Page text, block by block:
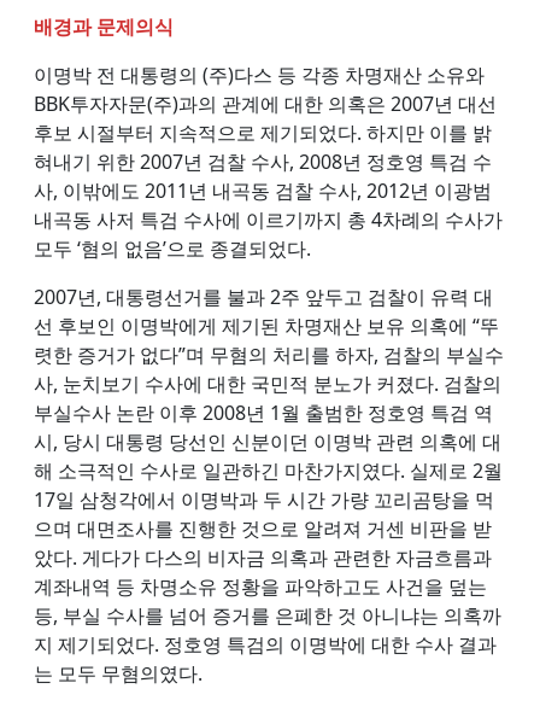
배경과 문제의식
이명박 전 대통령의 (주)다스 등 각종 차명재산 소유와
BBK투자자문(주)과의 관계에 대한 의혹은 2007년 대선
후보 시절부터 지속적으로 제기되었다. 하지만 이를 밝
혀내기 위한 2007년 검찰 수사, 2008년 정호영 특검 수
사, 이밖에도 2011년 내곡동 검찰 수사, 2012년 이광범
내곡동 사저 특검 수사에 이르기까지 총 4차례의 수사가
모두 ‘혐의 없음’으로 종결되었다.
2007년, 대통령선거를 불과 2주 앞두고 검찰이 유력 대
선 후보인 이명박에게 제기된 차명재산 보유 의혹에 “뚜
렷한 증거가 없다”며 무혐의 처리를 하자, 검찰의 부실수
사, 눈치보기 수사에 대한 국민적 분노가 커졌다. 검찰의
부실수사 논란 이후 2008년 1월 출범한 정호영 특검 역
시, 당시 대통령 당선인 신분이던 이명박 관련 의혹에 대
해 소극적인 수사로 일관하긴 마찬가지였다. 실제로 2월
17일 삼청각에서 이명박과 두 시간 가량 꼬리곰탕을 먹
으며 대면조사를 진행한 것으로 알려져 거센 비판을 받
았다. 게다가 다스의 비자금 의혹과 관련한 자금흐름과
계좌내역 등 차명소유 정황을 파악하고도 사건을 덮는
등, 부실 수사를 넘어 증거를 은폐한 것 아니냐는 의혹까
지 제기되었다. 정호영 특검의 이명박에 대한 수사 결과
는 모두 무혐의였다.